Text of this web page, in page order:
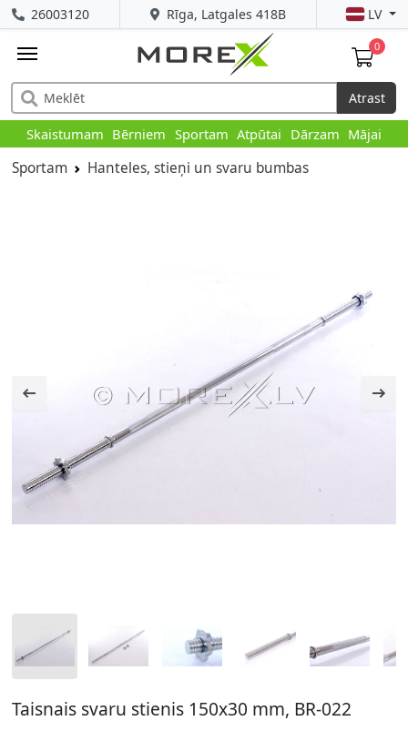
Rīga, Latgales 418B
26003120 LV
0
Atrast
Skaistumam Bērniem Sportam Atpūtai Dārzam Mājai
Sportam Hanteles, stieņi un svaru bumbas
Taisnais svaru stienis 150x30 mm, BR-022